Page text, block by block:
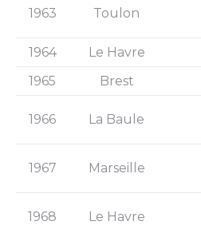
1963 Toulon
1964 Le Havre
1965
Brest
1966 La Baule
1967 Marseille
1968 Le Havre